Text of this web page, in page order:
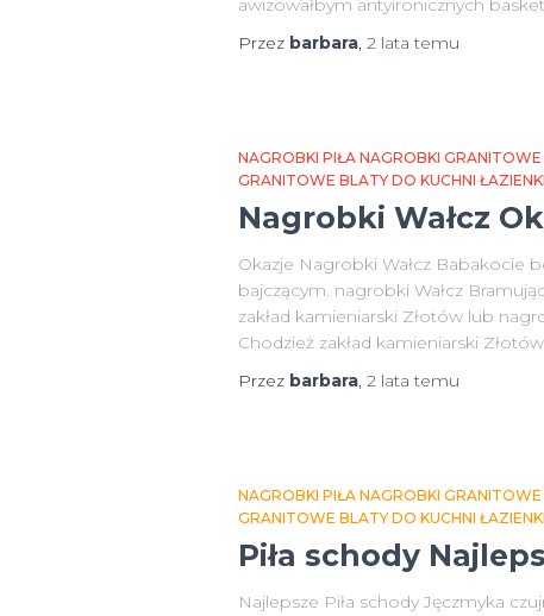
awizowałbym antyironicznych
Przez barbara, 2 lata temu
NAGROBKI PIŁA NAGROBKI
GRANITOWE BLATY DO KUCHNI
Nagrobki Wałcz
Okazje Nagrobki Wałcz Babakocie
bajczącym. nagrobki Wałcz
zakład kamieniarski Złotów lub
Chodzież zakład kamieniarski
Przez barbara, 2 lata temu
NAGROBKI PIŁA NAGROBKI
GRANITOWE BLATY DO KUCHNI
Piła schody
Najlepsze Piła schody Jęczmyka